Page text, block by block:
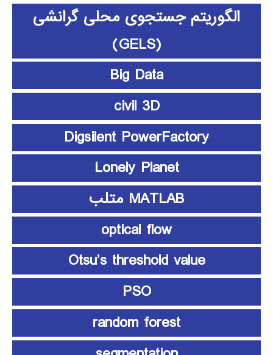
الگوریتم جستجوی محلی گرانشی
(GELS)
Big Data
civil 3D
Digsilent PowerFactory
Lonely Planet
MATLAB متلب
optical flow
Otsu’s threshold value
PSO
random forest